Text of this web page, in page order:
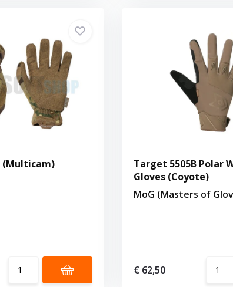
(Multicam)
Target 5505B Polar
Gloves (Coyote)
MoG (Masters of
€ 62,50